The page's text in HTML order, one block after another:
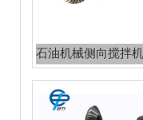
航空发动机齿轮